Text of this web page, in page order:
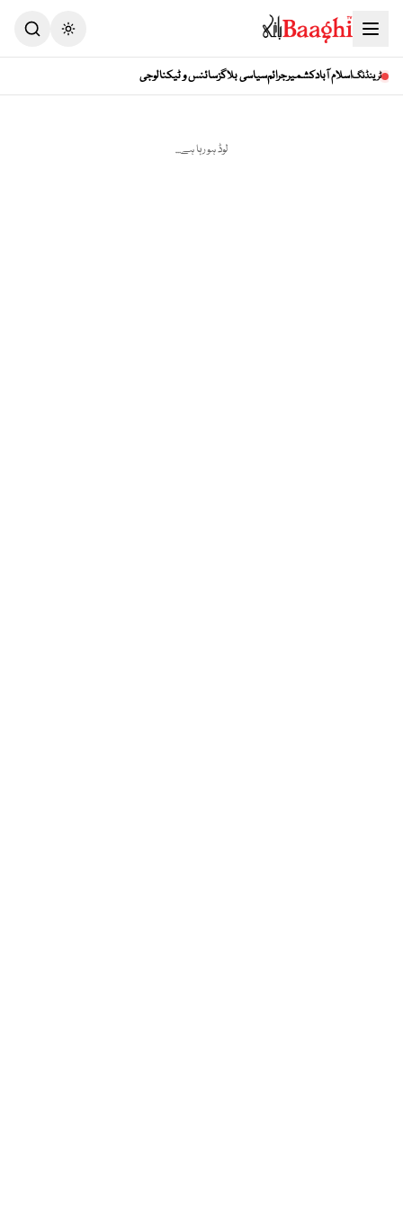
Toggle theme
ٹرینڈنگاسلام آبادکشمیرجرائمسیاسی بلاگزسائنس و ٹیکنالوجی
لوڈ ہو رہا ہے...